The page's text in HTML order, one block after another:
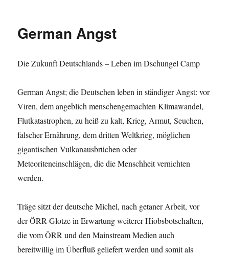
German Angst
Die Zukunft Deutschlands – Leben im Dschungel Camp
German Angst; die Deutschen leben in ständiger Angst: vor
Viren, dem angeblich menschengemachten Klimawandel,
Flutkatastrophen, zu heiß zu kalt, Krieg, Armut, Seuchen,
falscher Ernährung, dem dritten Weltkrieg, möglichen
gigantischen Vulkanausbrüchen oder
Meteoriteneinschlägen, die die Menschheit vernichten
werden.
Träge sitzt der deutsche Michel, nach getaner Arbeit, vor
der ÖRR-Glotze in Erwartung weiterer Hiobsbotschaften,
die vom ÖRR und den Mainstream Medien auch
bereitwillig im Überfluß geliefert werden und somit als